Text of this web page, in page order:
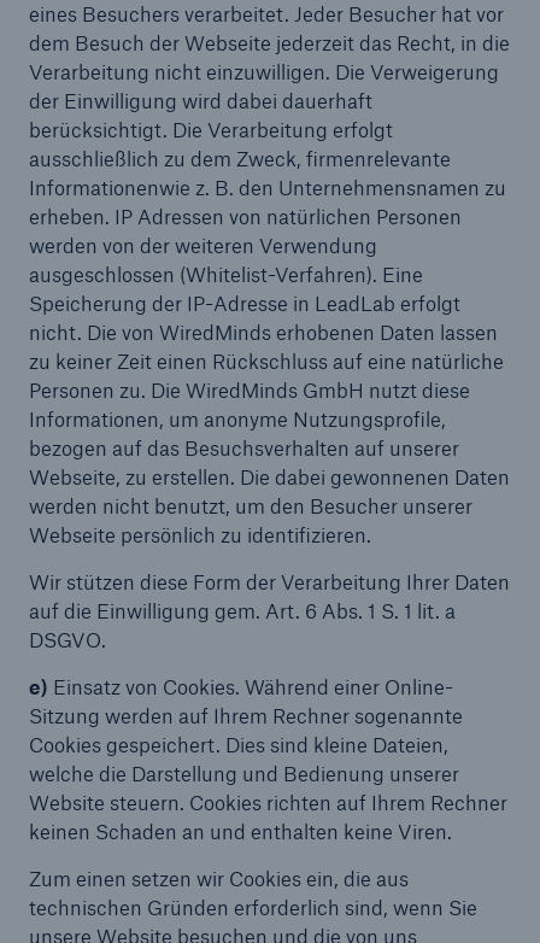
eines Besuchers verarbeitet. Jeder Besucher hat vor
dem Besuch der Webseite jederzeit das Recht, in die
Verarbeitung nicht einzuwilligen. Die Verweigerung
der Einwilligung wird dabei dauerhaft
berücksichtigt. Die Verarbeitung erfolgt
ausschließlich zu dem Zweck, firmenrelevante
Informationenwie z. B. den Unternehmensnamen zu
erheben. IP Adressen von natürlichen Personen
werden von der weiteren Verwendung
ausgeschlossen (Whitelist-Verfahren). Eine
Speicherung der IP-Adresse in LeadLab erfolgt
nicht. Die von WiredMinds erhobenen Daten lassen
zu keiner Zeit einen Rückschluss auf eine natürliche
Personen zu. Die WiredMinds GmbH nutzt diese
Informationen, um anonyme Nutzungsprofile,
bezogen auf das Besuchsverhalten auf unserer
Webseite, zu erstellen. Die dabei gewonnenen Daten
werden nicht benutzt, um den Besucher unserer
Webseite persönlich zu identifizieren.
Wir stützen diese Form der Verarbeitung Ihrer Daten
auf die Einwilligung gem. Art. 6 Abs. 1 S. 1 lit. a
DSGVO.
e) Einsatz von Cookies. Während einer Online-
Sitzung werden auf Ihrem Rechner sogenannte
Cookies gespeichert. Dies sind kleine Dateien,
welche die Darstellung und Bedienung unserer
Website steuern. Cookies richten auf Ihrem Rechner
keinen Schaden an und enthalten keine Viren.
Zum einen setzen wir Cookies ein, die aus
technischen Gründen erforderlich sind, wenn Sie
unsere Website besuchen und die von uns